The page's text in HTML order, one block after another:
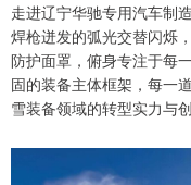
走进辽宁华驰专用汽车制
焊枪迸发的弧光交替闪烁
防护面罩，俯身专注于每
固的装备主体框架，每一
雪装备领域的转型实力与创